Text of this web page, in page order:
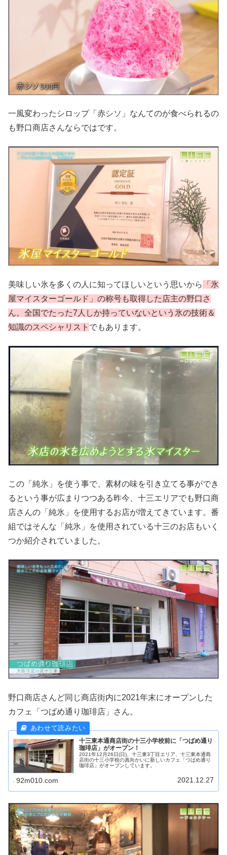
一風変わったシロップ「赤シソ」なんてのが食べられるの
も野口商店さんならではです。
美味しい氷を多くの人に知ってほしいという思いから
「氷
屋マイスターゴールド」の称号も取得した店主の野口さ
ん。全国でたった7人しか持っていないという氷の技術＆
知識のスペシャリスト でもあります。
この「純氷」を使う事で、素材の味を引き立てる事ができ
るという事が広まりつつある昨今、十三エリアでも野口商
店さんの「純氷」を使用するお店が増えてきています。番
組ではそんな「純氷」を使用されている十三のお店もいく
つか紹介されていました。
野口商店さんど同じ商店街内に2021年末にオープンした
カフェ「つばめ通り珈琲店」さん。
十三東本通商店街の十三小学校前に「つばめ通り
珈琲店」がオープン！
2021年12月26日(日)、十三東3丁目エリア、十三東本通商
店街の十三小学校の真向かいに新しいカフェ「つばめ通り
珈琲店」がオープンしています。
92m010.com 2021.12.27